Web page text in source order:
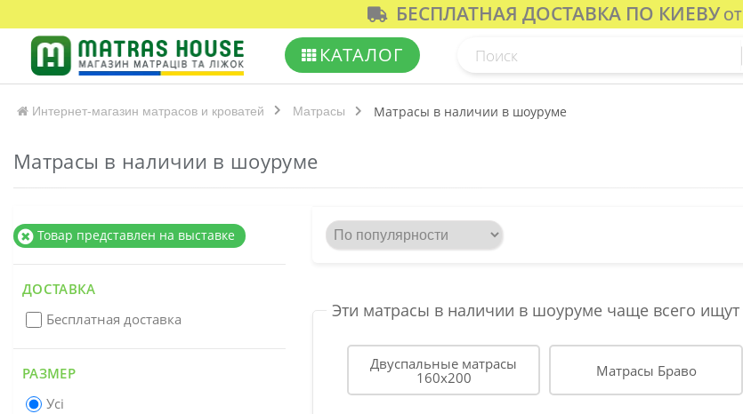
БЕСПЛАТНАЯ ДОСТАВКА ПО КИЕВУОТ
КАТАЛОГ
Интернет-магазин матрасов и кроватей Матрасы Матрасы в наличии в шоуруме
Матрасы в наличии в шоуруме
Товар представлен на выставке
ДОСТАВКА
Бесплатная доставка
РАЗМЕР
Усі
Эти матрасы в наличии в шоуруме чаще всего ищут
Двуспальные матрасы
160х200
Матрасы Браво